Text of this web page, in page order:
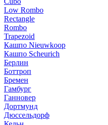
Low Rombo
Rectangle
Rombo
Trapezoid
Кашпо Nieuwkoop
Кашпо Scheurich
Берлин
Боттроп
Бремен
Гамбург
Ганновер
Дортмунд
Дюссельдорф